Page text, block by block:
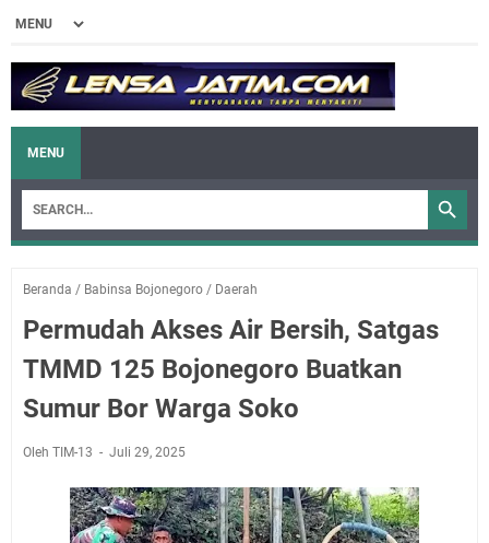
MENU
Beranda / Babinsa Bojonegoro / Daerah
Permudah Akses Air Bersih, Satgas
TMMD 125 Bojonegoro Buatkan
Sumur Bor Warga Soko
Oleh TIM-13 Juli 29, 2025